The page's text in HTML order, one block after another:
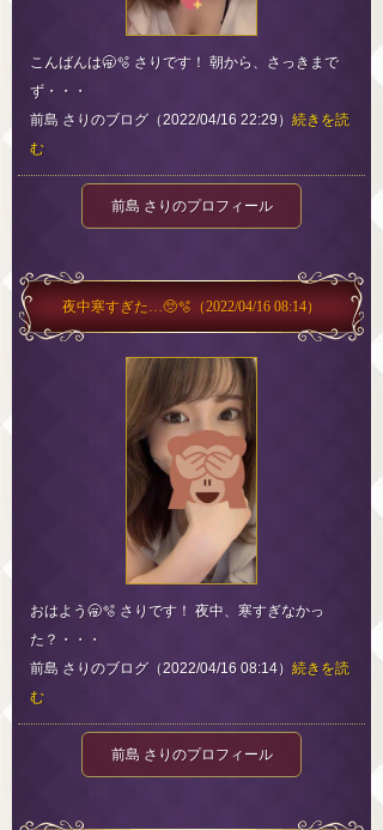
こんばんは🥱🫧 さりです！ 朝から、さっきまで
ず・・・
前島 さりのブログ（2022/04/16 22:29） 続きを読
む
前島 さりのプロフィール
夜中寒すぎた…🥺🫧 （2022/04/16 08:14）
おはよう🥱🫧 さりです！ 夜中、寒すぎなかっ
た？・・・
前島 さりのブログ（2022/04/16 08:14） 続きを読
む
前島 さりのプロフィール